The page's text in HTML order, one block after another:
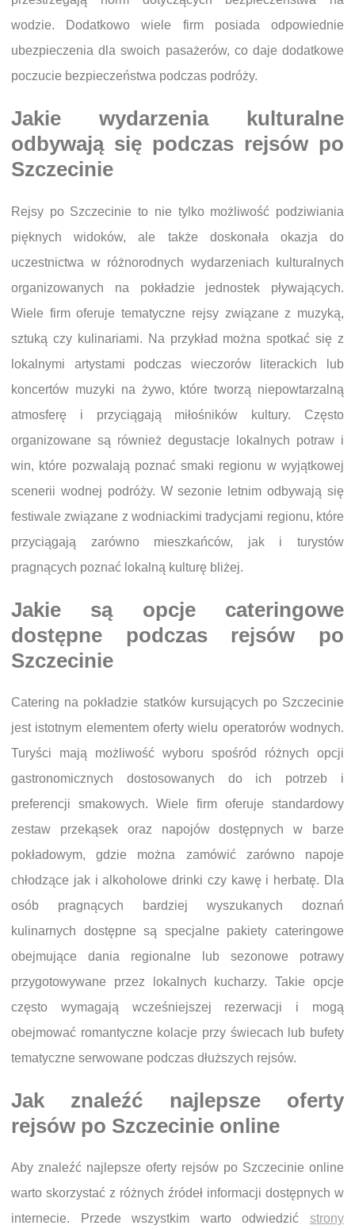
wodzie. Dodatkowo wiele firm posiada odpowiednie
ubezpieczenia dla swoich pasażerów, co daje dodatkowe
poczucie bezpieczeństwa podczas podróży.
Jakie wydarzenia kulturalne
odbywają się podczas rejsów po
Szczecinie
Rejsy po Szczecinie to nie tylko możliwość podziwiania
pięknych widoków, ale także doskonała okazja do
uczestnictwa w różnorodnych wydarzeniach kulturalnych
organizowanych na pokładzie jednostek pływających.
Wiele firm oferuje tematyczne rejsy związane z muzyką,
sztuką czy kulinariami. Na przykład można spotkać się z
lokalnymi artystami podczas wieczorów literackich lub
koncertów muzyki na żywo, które tworzą niepowtarzalną
atmosferę i przyciągają miłośników kultury. Często
organizowane są również degustacje lokalnych potraw i
win, które pozwalają poznać smaki regionu w wyjątkowej
scenerii wodnej podróży. W sezonie letnim odbywają się
festiwale związane z wodniackimi tradycjami regionu, które
przyciągają zarówno mieszkańców, jak i turystów
pragnących poznać lokalną kulturę bliżej.
Jakie są opcje cateringowe
dostępne podczas rejsów po
Szczecinie
Catering na pokładzie statków kursujących po Szczecinie
jest istotnym elementem oferty wielu operatorów wodnych.
Turyści mają możliwość wyboru spośród różnych opcji
gastronomicznych dostosowanych do ich potrzeb i
preferencji smakowych. Wiele firm oferuje standardowy
zestaw przekąsek oraz napojów dostępnych w barze
pokładowym, gdzie można zamówić zarówno napoje
chłodzące jak i alkoholowe drinki czy kawę i herbatę. Dla
osób pragnących bardziej wyszukanych doznań
kulinarnych dostępne są specjalne pakiety cateringowe
obejmujące dania regionalne lub sezonowe potrawy
przygotowywane przez lokalnych kucharzy. Takie opcje
często wymagają wcześniejszej rezerwacji i mogą
obejmować romantyczne kolacje przy świecach lub bufety
tematyczne serwowane podczas dłuższych rejsów.
Jak znaleźć najlepsze oferty
rejsów po Szczecinie online
Aby znaleźć najlepsze oferty rejsów po Szczecinie online
warto skorzystać z różnych źródeł informacji dostępnych w
internecie. Przede wszystkim warto odwiedzić strony